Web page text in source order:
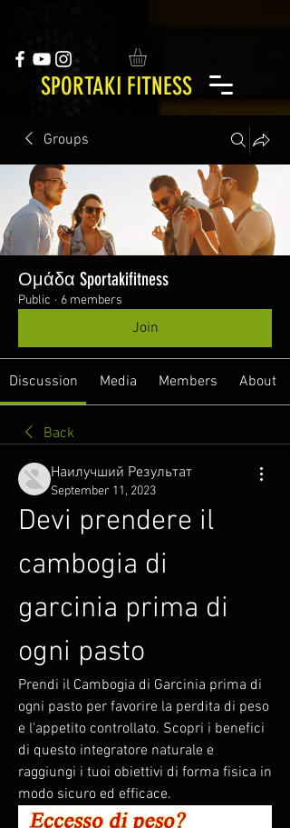
SPORTAKI FITNESS
Groups
Ομάδα Sportakifitness
Public · 6 members
Join
Discussion Media Members About
Back
Наилучший Результат
September 11, 2023
Devi prendere il
cambogia di
garcinia prima di
ogni pasto
Prendi il Cambogia di Garcinia prima di
ogni pasto per favorire la perdita di peso
e l'appetito controllato. Scopri i benefici
di questo integratore naturale e
raggiungi i tuoi obiettivi di forma fisica in
modo sicuro ed efficace.